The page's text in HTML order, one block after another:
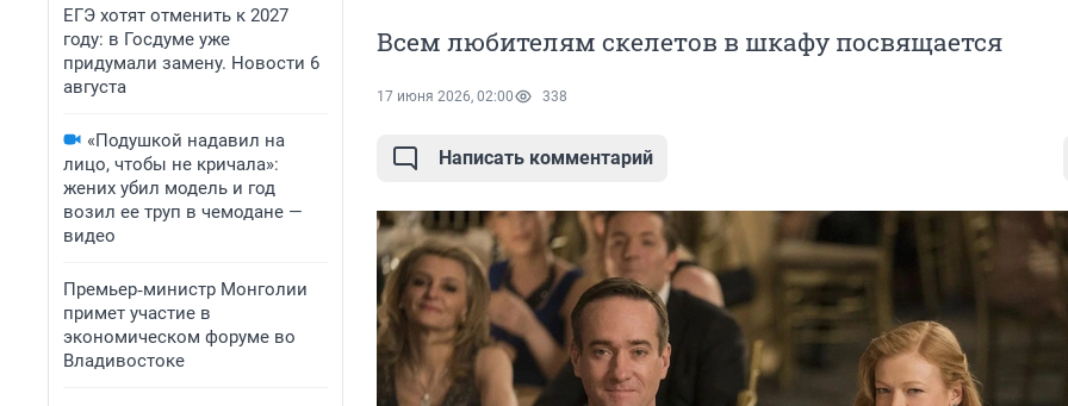
ЕГЭ хотят отменить к 2027
году: в Госдуме уже
придумали замену. Новости 6
августа
«Подушкой надавил на
лицо, чтобы не кричала»:
жених убил модель и год
возил ее труп в чемодане —
видео
Премьер‑министр Монголии
примет участие в
экономическом форуме во
Владивостоке
Всем любителям скелетов в шкафу посвящается
17 июня 2026, 02:00 338
Написать комментарий